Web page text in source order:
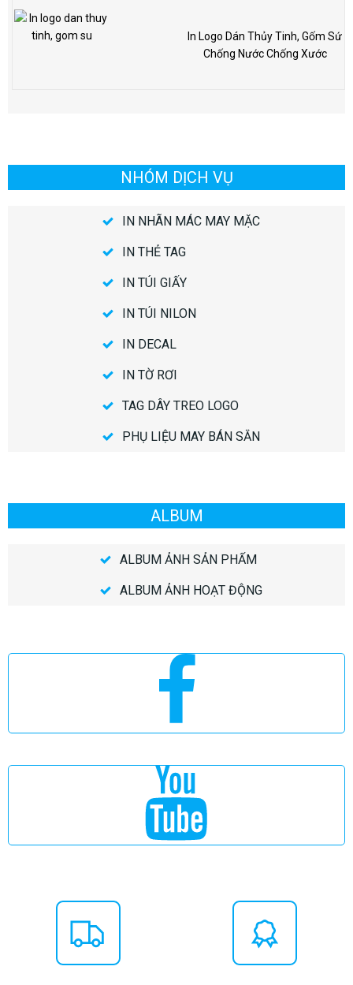
In Logo Dán Thủy Tinh, Gốm Sứ
Chống Nước Chống Xước
NHÓM DỊCH VỤ
IN NHÃN MÁC MAY MẶC
IN THẺ TAG
IN TÚI GIẤY
IN TÚI NILON
IN DECAL
IN TỜ RƠI
TAG DÂY TREO LOGO
PHỤ LIỆU MAY BÁN SẴN
ALBUM
ALBUM ẢNH SẢN PHẨM
ALBUM ẢNH HOẠT ĐỘNG